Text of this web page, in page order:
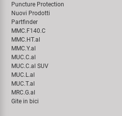
Puncture Protection
Nuovi Prodotti
Partfinder
MMC.F140.C
MMC.HT.al
MMC.Y.al
MUC.C.al
MUC.C.al SUV
MUC.L.al
MUC.T.al
MRC.G.al
Gite in bici